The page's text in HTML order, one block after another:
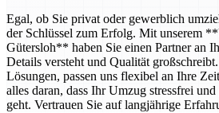
Egal, ob Sie privat oder gewerblich
der Schlüssel zum Erfolg. Mit unserem
Gütersloh** haben Sie einen Partner an
Details versteht und Qualität
Lösungen, passen uns flexibel an Ihre
alles daran, dass Ihr Umzug stressfrei
geht. Vertrauen Sie auf langjährige